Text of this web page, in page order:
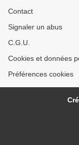
Contact
Signaler un abus
C.G.U.
Cookies et données
Préférences cookies